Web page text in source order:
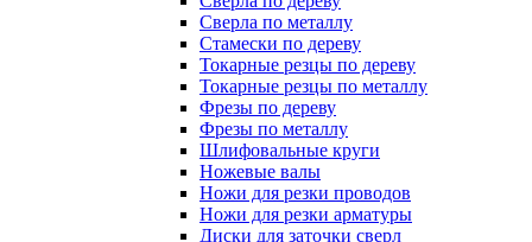
Сверла по металлу
Стамески по дереву
Токарные резцы по дереву
Токарные резцы по металлу
Фрезы по дереву
Фрезы по металлу
Шлифовальные круги
Ножевые валы
Ножи для резки проводов
Ножи для резки арматуры
Диски для заточки сверл